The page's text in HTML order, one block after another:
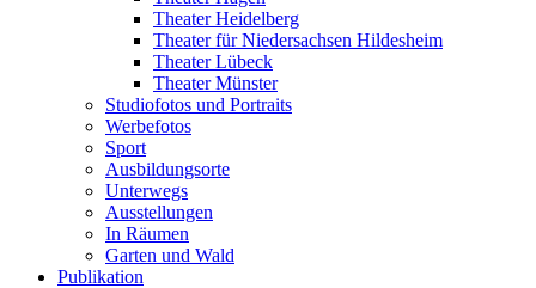
Theater Heidelberg
Theater für Niedersachsen Hildesheim
Theater Lübeck
Theater Münster
Studiofotos und Portraits
Werbefotos
Sport
Ausbildungsorte
Unterwegs
Ausstellungen
In Räumen
Garten und Wald
Publikation